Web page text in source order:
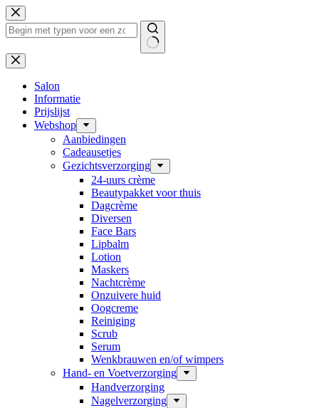
Ga
naar
de
Geen
resultaten
Salon
Informatie
Prijslijst
Webshop
Aanbiedingen
Cadeausetjes
Gezichtsverzorging
24-uurs crème
Beautypakket voor thuis
Dagcrème
Diversen
Face Bars
Lipbalm
Lotion
Maskers
Nachtcrème
Onzuivere huid
Oogcreme
Reiniging
Scrub
Serum
Wenkbrauwen en/of wimpers
Hand- en Voetverzorging
Handverzorging
Nagelverzorging